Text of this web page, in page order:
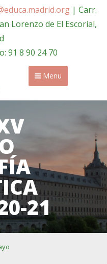
| Carr.
Lorenzo de El Escorial,
91 8 90 24 70
Menu
21